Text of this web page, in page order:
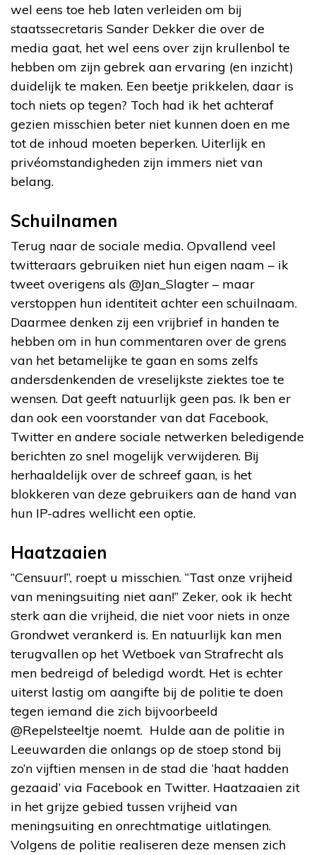
wel eens toe heb laten verleiden om bij
staatssecretaris Sander Dekker die over de
media gaat, het wel eens over zijn krullenbol te
hebben om zijn gebrek aan ervaring (en inzicht)
duidelijk te maken. Een beetje prikkelen, daar is
toch niets op tegen? Toch had ik het achteraf
gezien misschien beter niet kunnen doen en me
tot de inhoud moeten beperken. Uiterlijk en
privéomstandigheden zijn immers niet van
belang.
Schuilnamen
Terug naar de sociale media. Opvallend veel
twitteraars gebruiken niet hun eigen naam – ik
tweet overigens als @Jan_Slagter – maar
verstoppen hun identiteit achter een schuilnaam.
Daarmee denken zij een vrijbrief in handen te
hebben om in hun commentaren over de grens
van het betamelijke te gaan en soms zelfs
andersdenkenden de vreselijkste ziektes toe te
wensen. Dat geeft natuurlijk geen pas. Ik ben er
dan ook een voorstander van dat Facebook,
Twitter en andere sociale netwerken beledigende
berichten zo snel mogelijk verwijderen. Bij
herhaaldelijk over de schreef gaan, is het
blokkeren van deze gebruikers aan de hand van
hun IP-adres wellicht een optie.
Haatzaaien
“Censuur!”, roept u misschien. “Tast onze vrijheid
van meningsuiting niet aan!” Zeker, ook ik hecht
sterk aan die vrijheid, die niet voor niets in onze
Grondwet verankerd is. En natuurlijk kan men
terugvallen op het Wetboek van Strafrecht als
men bedreigd of beledigd wordt. Het is echter
uiterst lastig om aangifte bij de politie te doen
tegen iemand die zich bijvoorbeeld
@Repelsteeltje noemt. Hulde aan de politie in
Leeuwarden die onlangs op de stoep stond bij
zo’n vijftien mensen in de stad die ‘haat hadden
gezaaid’ via Facebook en Twitter. Haatzaaien zit
in het grijze gebied tussen vrijheid van
meningsuiting en onrechtmatige uitlatingen.
Volgens de politie realiseren deze mensen zich